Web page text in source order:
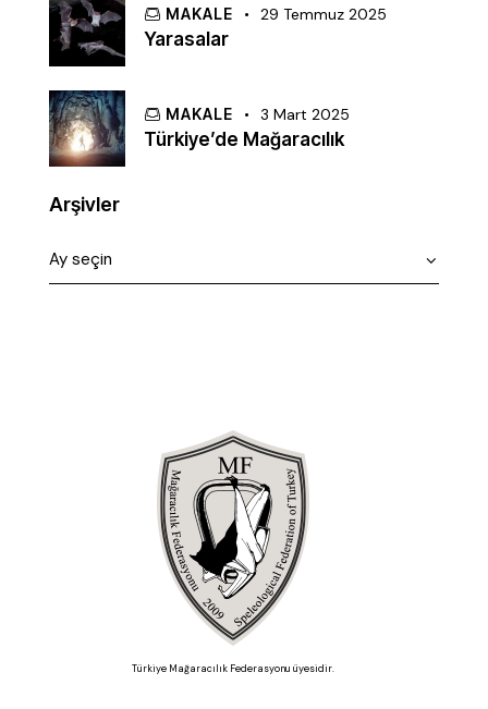
MAKALE 29 Temmuz 2025
Yarasalar
MAKALE 3 Mart 2025
Türkiye’de Mağaracılık
Arşivler
Türkiye Mağaracılık Federasyonu üyesidir.